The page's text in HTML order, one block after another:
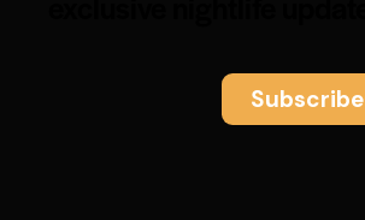
Subscribe